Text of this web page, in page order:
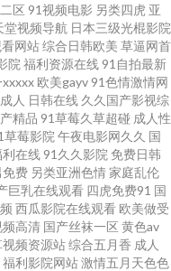
入口 91com在线观看 欧美日
看 亚洲三级网址 国产香蕉在
伊人 深爱激情综合网91 国产
不用下载免费看 亚洲九九精
片天堂网 91蝌蚪国产 欧美专
2026俺来也 韩国伦理片妈妈的
区 91视频电影 另类四虎 亚
堂视频导航 日本三级光棍影院
网站综合日韩欧美 草逼网首
院 福利资源在线 91自拍最新
xxxxx 欧美gayv 91色情激情网
人 日韩在线 久久国产影视综
精品 91草莓久草超碰 成人性
草莓影院 午夜电影网久久 国
利在线 91久久影院 免费日韩
费 另类亚洲色情家庭乱伦
巨乳在线观看 四虎免费91 国
西瓜影院在线观看 欧美做受
频高清 国产丝袜一区 黄色av
视频资源站综合五月香 成人
福利影院网站激情五月天色色